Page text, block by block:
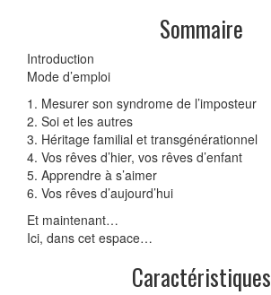
Sommaire
Introduction
Mode d’emploi
1. Mesurer son syndrome de l’imposteur
2. Soi et les autres
3. Héritage familial et transgénérationnel
4. Vos rêves d’hier, vos rêves d’enfant
5. Apprendre à s’aimer
6. Vos rêves d’aujourd’hui
Et maintenant…
Ici, dans cet espace…
Caractéristiques